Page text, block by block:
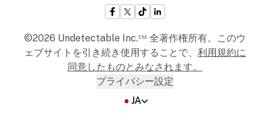
©2026 Undetectable Inc.ᵀᴹ 全著作権所有。このウ
ェブサイトを引き続き使用することで、 利用規約に
同意したものとみなされます。
プライバシー設定
JA